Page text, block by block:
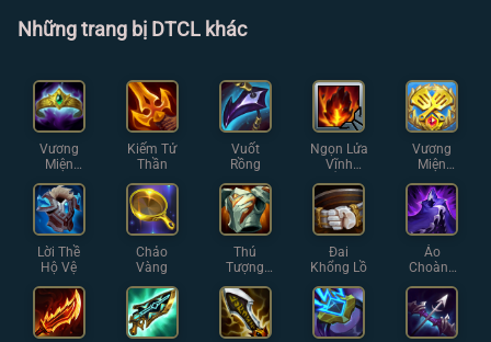
Những trang bị DTCL khác
Vương
Miện
Hoàng
Gia
Kiếm Tử
Thần
Vuốt
Rồng
Ngọn Lửa
Vĩnh
Hằng
Vương
Miện
Chiến
Thuật
Lời Thề
Hộ Vệ
Chảo
Vàng
Thú
Tượng
Thạch
Giáp
Đai
Khổng Lồ
Áo
Choàng
Bóng Tối